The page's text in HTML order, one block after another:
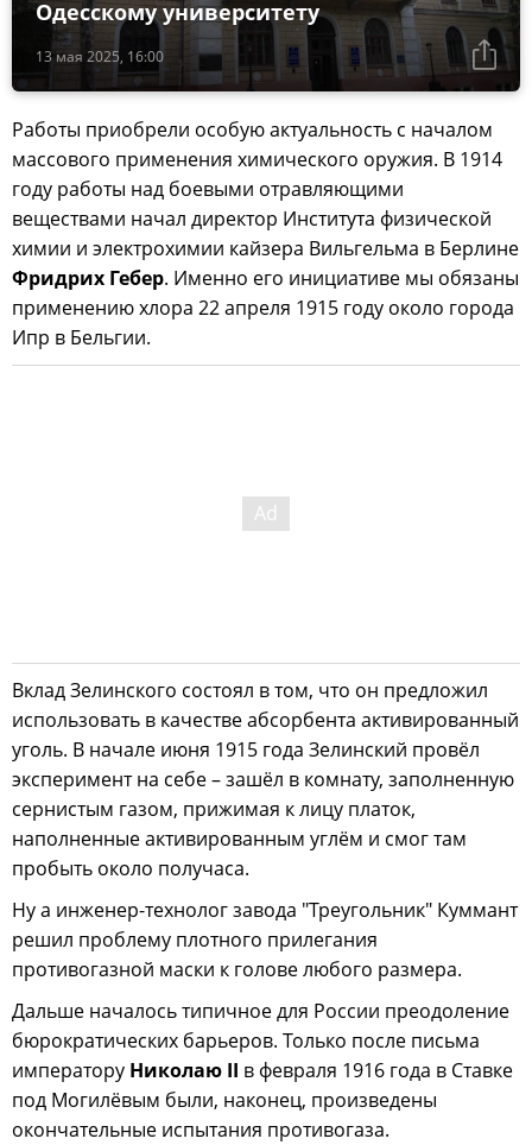
13 мая 2025, 16:00
Одесскому университету
Работы приобрели особую актуальность с началом
массового применения химического оружия. В 1914
году работы над боевыми отравляющими
веществами начал директор Института физической
химии и электрохимии кайзера Вильгельма в Берлине
Фридрих Гебер. Именно его инициативе мы обязаны
применению хлора 22 апреля 1915 году около города
Ипр в Бельгии.
Вклад Зелинского состоял в том, что он предложил
использовать в качестве абсорбента активированный
уголь. В начале июня 1915 года Зелинский провёл
эксперимент на себе – зашёл в комнату, заполненную
сернистым газом, прижимая к лицу платок,
наполненные активированным углём и смог там
пробыть около получаса.
Ну а инженер-технолог завода "Треугольник" Куммант
решил проблему плотного прилегания
противогазной маски к голове любого размера.
Дальше началось типичное для России преодоление
бюрократических барьеров. Только после письма
императору Николаю II в февраля 1916 года в Ставке
под Могилёвым были, наконец, произведены
окончательные испытания противогаза.